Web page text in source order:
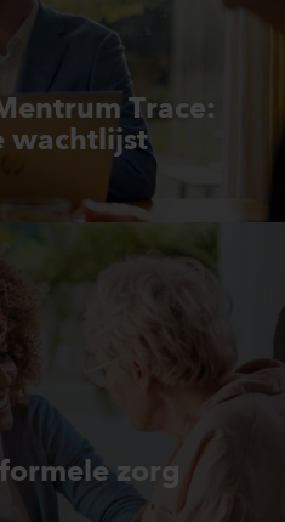
Trace:
wachtlijst
zorg